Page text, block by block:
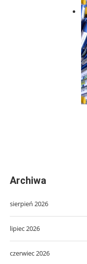
Archiwa
sierpień 2026
lipiec 2026
czerwiec 2026